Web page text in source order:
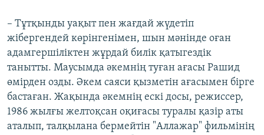
– Тұтқынды уақыт пен жағдай жүдетіп
жібергендей көрінгенімен, шын мәнінде оған
адамгершіліктен жұрдай билік қатыгездік
танытты. Маусымда әкемнің туған ағасы Рашид
өмірден озды. Әкем саяси қызметін ағасымен бірге
бастаған. Жақында әкемнің ескі досы, режиссер,
1986 жылғы желтоқсан оқиғасы туралы қазір аты
аталып, талқылана бермейтін "Аллажар" фильмінің